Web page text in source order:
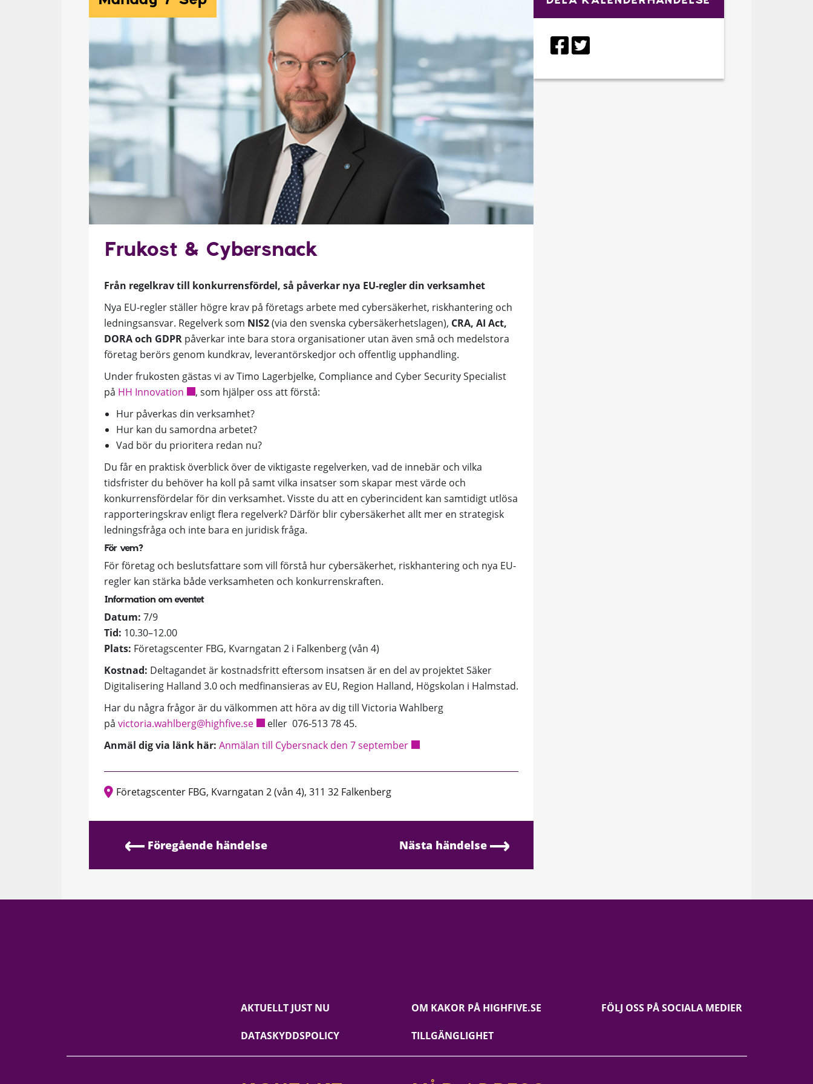
Frukost & Cybersnack
Från regelkrav till konkurrensfördel, så påverkar nya EU-regler din verksamhet
Nya EU-regler ställer högre krav på företags arbete med cybersäkerhet, riskhantering och
ledningsansvar. Regelverk som NIS2(via den svenska cybersäkerhetslagen), CRA, AI Act,
DORA och GDPR påverkar inte bara stora organisationer utan även små och medelstora
företag berörs genom kundkrav, leverantörskedjor och offentlig upphandling.
Under frukosten gästas vi avTimo Lagerbjelke, Compliance and Cyber Security Specialist
på HH Innovation
, som hjälper oss att förstå:
Hur påverkas din verksamhet?
Hur kan du samordna arbetet?
Vad bör du prioritera redan nu?
Du får en praktisk överblick över de viktigaste regelverken, vad de innebär och vilka
tidsfrister du behöver ha koll på samt vilka insatser som skapar mest värde och
konkurrensfördelar för din verksamhet. Visste du att en cyberincident kan samtidigt utlösa
rapporteringskrav enligt flera regelverk? Därför blir cybersäkerhet allt mer en strategisk
ledningsfråga och inte bara en juridisk fråga.
För vem?
För företag och beslutsfattare som vill förstå hur cybersäkerhet, riskhantering och nya EU-
regler kan stärka både verksamheten och konkurrenskraften.
Information om eventet
Datum: 7/9
Tid: 10.30–12.00
Plats: Företagscenter FBG, Kvarngatan 2 i Falkenberg (vån 4)
Kostnad: Deltagandet är kostnadsfritt eftersom insatsen är en del av projektet Säker
Digitalisering Halland 3.0 och medfinansieras av EU, Region Halland, Högskolan i Halmstad.
Har du några frågor är du välkommen att höra av dig till Victoria Wahlberg
på victoria.wahlberg@highfive.se
eller 076-513 78 45.
Anmäl dig via länk här: Anmälan till Cybersnack den 7 september
Företagscenter FBG, Kvarngatan 2 (vån 4), 311 32 Falkenberg
Föregående händelse Nästa händelse
AKTUELLT JUST NU
DATASKYDDSPOLICY
OM KAKOR PÅ HIGHFIVE.SE
TILLGÄNGLIGHET
FÖLJ OSS PÅ SOCIALA MEDIER